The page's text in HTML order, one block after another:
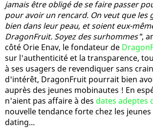
jamais être obligé de se faire passer
pour avoir un rencard. On veut que les
bien dans leur peau, et soient eux-
DragonFruit. Soyez des surhommes",
côté Orie Enav, le fondateur de
sur l'authenticité et la transparence,
à ses usagers de revendiquer sans
d'intérêt, DragonFruit pourrait bien
auprès des jeunes mobinautes ! En
n'aient pas affaire à des dates adeptes
nouvelle tendance forte chez les
dating...